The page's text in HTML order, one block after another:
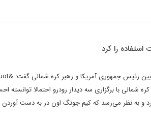
را کرد
کره شمالی با برگزاری سه دیدار رودرو احتمالا
و به نظر می‌رسد که کیم جونگ اون در به دست